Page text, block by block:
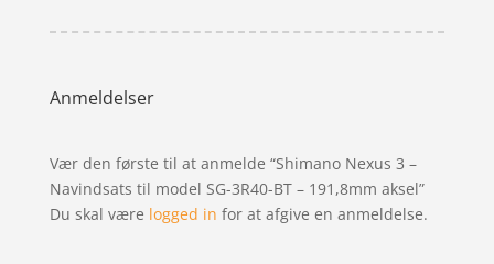
Anmeldelser
Vær den første til at anmelde “Shimano Nexus 3 –
Navindsats til model SG-3R40-BT – 191,8mm aksel”
Du skal være logged in for at afgive en anmeldelse.